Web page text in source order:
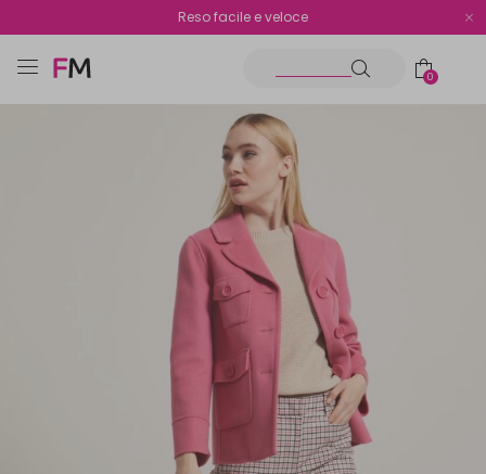
Reso facile e veloce
Spedizione gratuita oltre i €70
0